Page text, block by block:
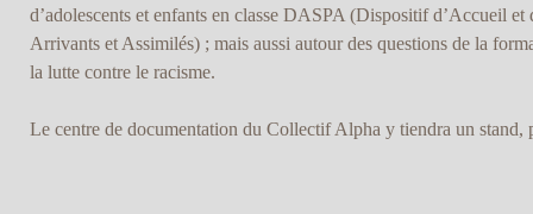
d’adolescents et enfants en classe DASPA (Dispositif d’Accueil
Arrivants et Assimilés) ; mais aussi autour des questions de la
la lutte contre le racisme.
Le centre de documentation du Collectif Alpha y tiendra un stand,